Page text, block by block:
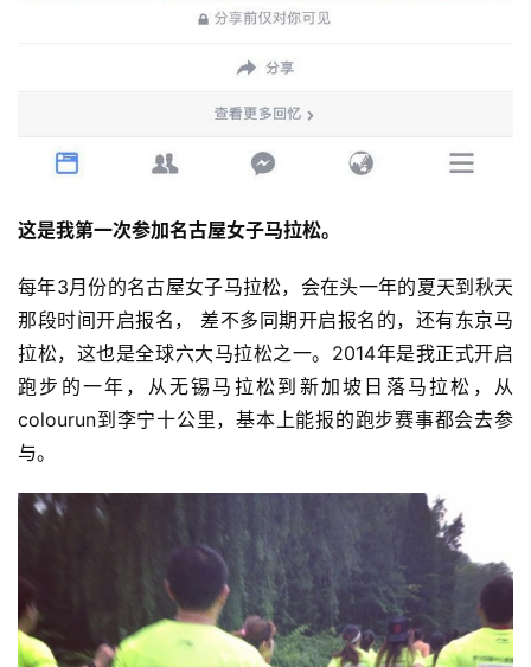
这是我第一次参加名古屋女子马拉松。
每年3月份的名古屋女子马拉松，会在头一年的夏天到秋天
那段时间开启报名， 差不多同期开启报名的，还有东京马
拉松，这也是全球六大马拉松之一。2014年是我正式开启
跑步的一年，从无锡马拉松到新加坡日落马拉松，从
colourun到李宁十公里，基本上能报的跑步赛事都会去参
与。